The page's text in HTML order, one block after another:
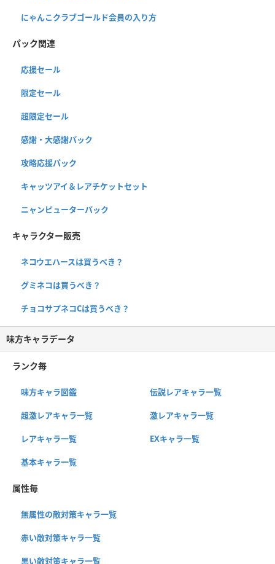
にゃんこクラブゴールド会員の入り方
パック関連
応援セール
限定セール
超限定セール
感謝・大感謝パック
攻略応援パック
キャッツアイ＆レアチケットセット
ニャンピューターパック
キャラクター販売
ネコウエハースは買うべき？
グミネコは買うべき？
チョコサプネコCは買うべき？
味方キャラデータ
ランク毎
味方キャラ図鑑 伝説レアキャラ一覧
超激レアキャラ一覧 激レアキャラ一覧
レアキャラ一覧 EXキャラ一覧
基本キャラ一覧
属性毎
無属性の敵対策キャラ一覧
赤い敵対策キャラ一覧
黒い敵対策キャラ一覧